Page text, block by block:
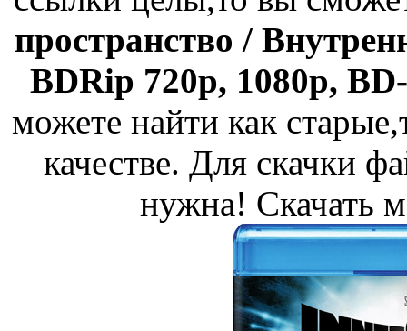
пространство /
BDRip 720p, 1080p,
можете найти как
качестве. Для скачки
нужна! Скачать